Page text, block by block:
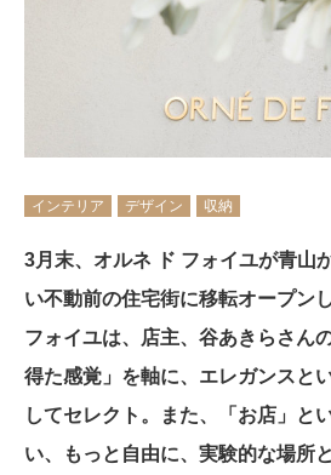
インテリア デザイン 収納
3月末、オルネ ド フォイユが青山
い不動前の住宅街に移転オープン
フォイユは、店主、谷あきらさん
得た感覚」を軸に、エレガンスと
してセレクト。また、「お店」と
い、もっと自由に、実験的な場所